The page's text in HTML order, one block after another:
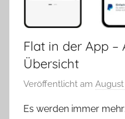
Flat in der App –
Übersicht
Veröffentlicht am
Es werden immer